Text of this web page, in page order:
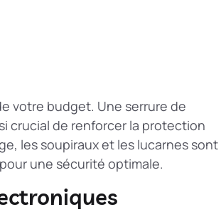
votre budget. Une serrure de
crucial de renforcer la protection
les soupiraux et les lucarnes sont
une sécurité optimale.